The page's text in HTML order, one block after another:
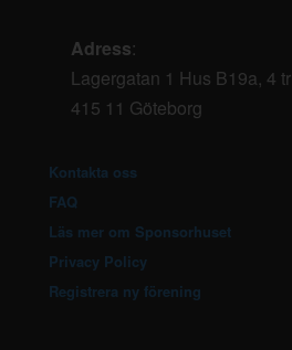
Adress:
Lagergatan 1 Hus B19a, 4 tr
415 11 Göteborg
Kontakta oss
FAQ
Läs mer om Sponsorhuset
Privacy Policy
Registrera ny förening